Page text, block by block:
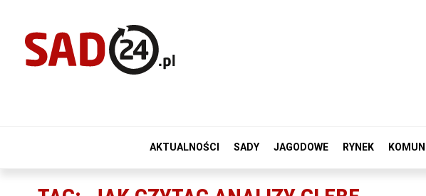
AKTUALNOŚCI SADY JAGODOWE RYNEK